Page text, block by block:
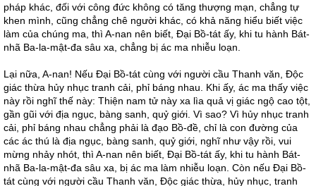
pháp khác, đối với công đức không có tăng thượng mạn, chẳng tự
khen mình, cũng chẳng chê người khác, có khả năng hiểu biết việc
làm của chúng ma, thì A-nan nên biết, Đại Bồ-tát ấy, khi tu hành Bát-
nhã Ba-la-mật-đa sâu xa, chẳng bị ác ma nhiễu loạn.
Lại nữa, A-nan! Nếu Đại Bồ-tát cùng với người cầu Thanh văn, Độc
giác thừa hủy nhục tranh cải, phỉ báng nhau. Khi ấy, ác ma thấy việc
này rồi nghĩ thế này: Thiện nam tử này xa lìa quả vị giác ngộ cao tột,
gần gũi với địa ngục, bàng sanh, quỷ giới. Vì sao? Vì hủy nhục tranh
cải, phỉ báng nhau chẳng phải là đạo Bồ-đề, chỉ là con đường của
các ác thú là địa ngục, bàng sanh, quỷ giới, nghĩ như vậy rồi, vui
mừng nhảy nhót, thì A-nan nên biết, Đại Bồ-tát ấy, khi tu hành Bát-
nhã Ba-la-mật-đa sâu xa, bị ác ma làm nhiễu loạn. Còn nếu Đại Bồ-
tát cùng với người cầu Thanh văn, Độc giác thừa, hủy nhục, tranh